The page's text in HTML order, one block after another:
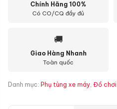
Chính Hãng 100%
Có CO/CQ đầy đủ
🚚
Giao Hàng Nhanh
Toàn quốc
Danh mục: Phụ tùng xe máy, Đồ